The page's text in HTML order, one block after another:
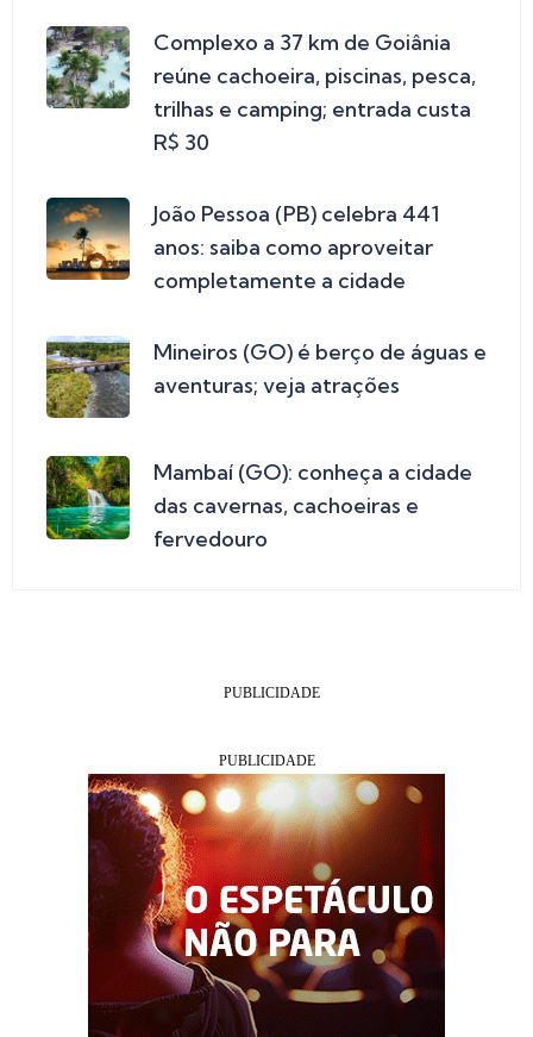
Complexo a 37 km de Goiânia
reúne cachoeira, piscinas, pesca,
trilhas e camping; entrada custa
R$ 30
João Pessoa (PB) celebra 441
anos: saiba como aproveitar
completamente a cidade
Mineiros (GO) é berço de águas e
aventuras; veja atrações
Mambaí (GO): conheça a cidade
das cavernas, cachoeiras e
fervedouro